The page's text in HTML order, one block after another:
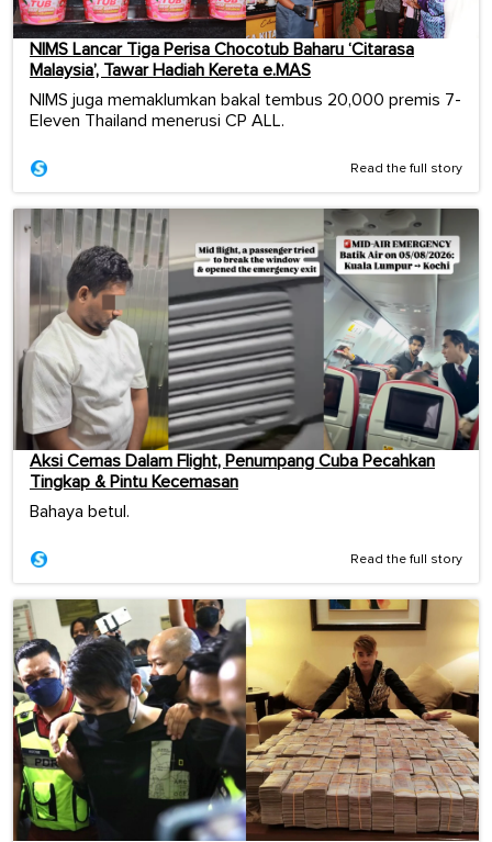
NIMS Lancar Tiga Perisa Chocotub Baharu ‘Citarasa
Malaysia’, Tawar Hadiah Kereta e.MAS
NIMS juga memaklumkan bakal tembus 20,000 premis 7-
Eleven Thailand menerusi CP ALL.
Read the full story
Aksi Cemas Dalam Flight, Penumpang Cuba Pecahkan
Tingkap & Pintu Kecemasan
Bahaya betul.
Read the full story